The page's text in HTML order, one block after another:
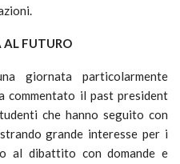
AL FUTURO
giornata particolarmente
commentato il past president
che hanno seguito con
grande interesse per i
al dibattito con domande e